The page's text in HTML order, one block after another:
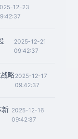
12-23
2025-12-21
09:42:37
略2025-12-17
09:42:37
新 2025-12-16
09:42:37